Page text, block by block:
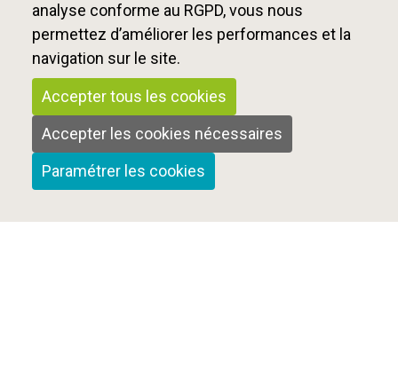
analyse conforme au RGPD, vous nous
permettez d’améliorer les performances et la
navigation sur le site.
Accepter tous les cookies
Accepter les cookies nécessaires
Paramétrer les cookies